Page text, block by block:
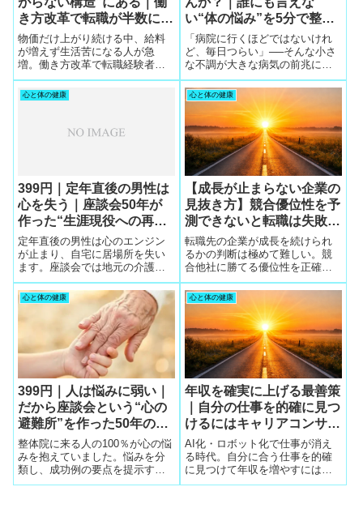
き方改革で転職が半数にな
った今が人生の勝負どころ
物価だけ上がり続ける中、給料
が増えず生活苦になる人が急
増。働き方改革で転職経験者が
半数となり、無料相談から給料
を上げる行動が当たり前に。今
こそ人生の勝負どころであり、
い“体の悩み”を5分で整え
る方法
「病院に行くほどではないけれ
ど、毎日つらい」──そんな小さ
な不調が大きな病気の前兆にな
ることも。整体25年の視点か
ら、今日からできる“5分の整え
方”を紹介。
心と体の健康
399円｜定年直後の男性は
心を失う｜座談会50年が
作った“生涯現役への再生
ルート”と介護職への導き
方
定年直後の男性は心のエンジン
が止まり、自宅に居場所を失い
ます。座談会では地元の介護施
設への紹介や資格取得支援で生
涯現役の道を作ってきました。
身体が資本の介護職には栄養が
必須で、ワタミの冷食が持久力
を支えます。
心と体の健康
【成長が止まらない企業の
見抜き方】競合優位性を予
測できないと転職は失敗す
る｜未来情報は5社無料相
談でしか得られない
転職先の企業が成長を続けられ
るかの判断は極めて難しい。競
合他社に勝てる優位性を正確に
把握しないと再転職のリスクが
高まる。未来の競争力はキャリ
アコンサルタントしか持たない
非公開情報であり、5社無料相談
が必須。
心と体の健康
399円｜人は悩みに弱い｜
だから座談会という“心の
避難所”を作った50年の企
業秘密
整体院に来る人の100％が心の悩
みを抱えていました。悩みを分
類し、成功例の要点を提示する
ことで即座に解決へ導く仕組み
心と体の健康
年収を確実に上げる最善策
｜自分の仕事を的確に見つ
けるにはキャリアコンサル
タントとの出会いが必須の
時代
AI化・ロボット化で仕事が消え
る時代。自分に合う仕事を的確
に見つけて年収を増やすには、
転職会社のキャリアコンサルタ